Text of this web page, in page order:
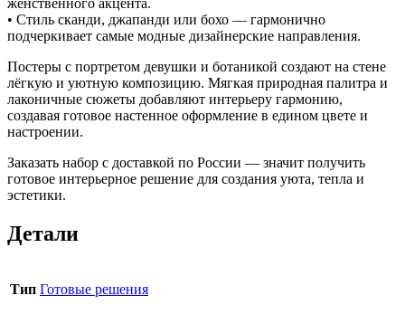
женственного акцента.
• Стиль сканди, джапанди или бохо — гармонично
подчеркивает самые модные дизайнерские направления.
Постеры с портретом девушки и ботаникой создают на стене
лёгкую и уютную композицию. Мягкая природная палитра и
лаконичные сюжеты добавляют интерьеру гармонию,
создавая готовое настенное оформление в едином цвете и
настроении.
Заказать набор с доставкой по России — значит получить
готовое интерьерное решение для создания уюта, тепла и
эстетики.
Детали
Тип Готовые решения